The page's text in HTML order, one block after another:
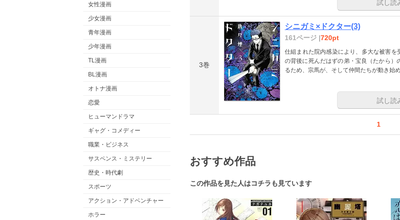
女性漫画
少女漫画
青年漫画
少年漫画
TL漫画
BL漫画
オトナ漫画
恋愛
ヒューマンドラマ
ギャグ・コメディー
職業・ビジネス
サスペンス・ミステリー
歴史・時代劇
スポーツ
アクション・アドベンチャー
ホラー
試し読
3巻
シニガミ×ドクター(3)
161ページ |720pt
仕組まれた院内感染により、多大な被害
の背後に死んだはずの弟・宝良（たから
るため、宗馬が、そして仲間たちが動き
試し読
1
おすすめ作品
この作品を見た人はコチラも見ています